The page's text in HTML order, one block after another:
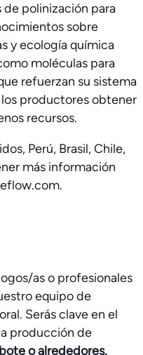
de polinización para
sobre
y ecología química
moléculas para
refuerzan su sistema
productores obtener
recursos.
Perú, Brasil, Chile,
más información
as o profesionales
equipo de
Serás clave en el
producción de
o alrededores.